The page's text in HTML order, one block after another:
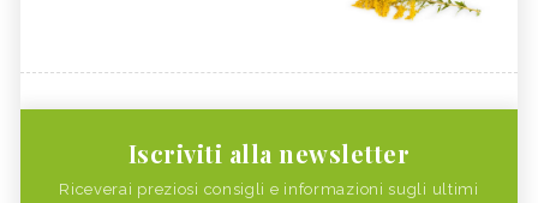
Iscriviti alla newsletter
Riceverai preziosi consigli e informazioni sugli ultimi